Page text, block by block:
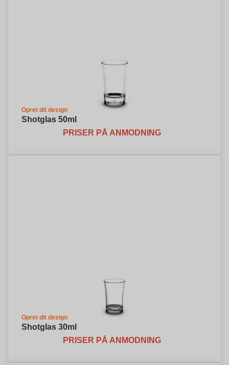
Opret dit design
Shotglas 50ml
PRISER PÅ ANMODNING
Opret dit design
Shotglas 30ml
PRISER PÅ ANMODNING